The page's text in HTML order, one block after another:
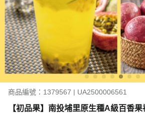
商品編號：1379567 | UA2500006561
【初品果】南投埔里原生種A級百香